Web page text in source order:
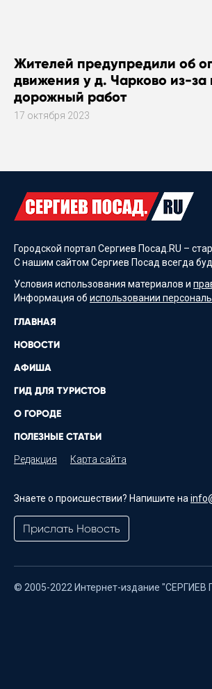
Жителей предупредили об
движения у д. Чарково из-за
дорожный работ
17 октября 2023
Городской портал Сергиев Посад.RU –
С нашим сайтом Сергиев Посад всегда
Условия использования материалов и
Информация об использовании
ГЛАВНАЯ
НОВОСТИ
АФИША
ГИД ДЛЯ ТУРИСТОВ
О ГОРОДЕ
ПОЛЕЗНЫЕ СТАТЬИ
Редакция Карта сайта
Знаете о происшествии? Напишите на
Прислать Новость
© 2005-2022 Интернет-издание "СЕРГИЕВ